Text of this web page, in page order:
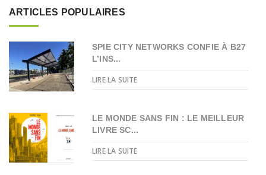
ARTICLES POPULAIRES
SPIE CITY NETWORKS CONFIE À B27
L’INS...
LIRE LA SUITE
LE MONDE SANS FIN : LE MEILLEUR
LIVRE SC...
LIRE LA SUITE